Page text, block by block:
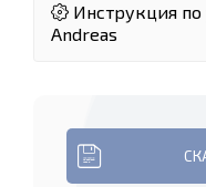
Инструкция по
Andreas